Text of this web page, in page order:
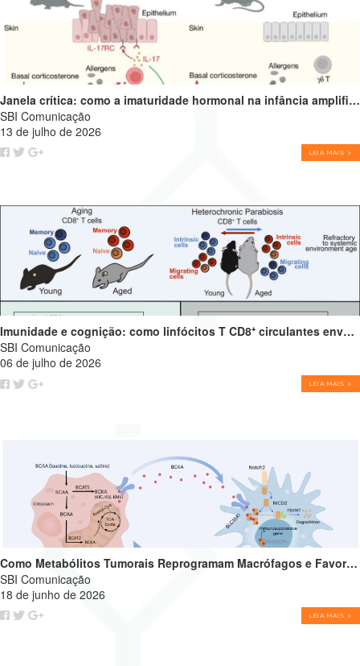
Janela crítica: como a imaturidade hormonal na infância amplifica alergias e programa o futuro do sistema imune
SBI Comunicação
13 de julho de 2026
LEIA MAIS >
Imunidade e cognição: como linfócitos T CD8⁺ circulantes envelhecidos podem impulsionar o declínio cognitivo
SBI Comunicação
06 de julho de 2026
LEIA MAIS >
Como Metabólitos Tumorais Reprogramam Macrófagos e Favorecem o Crescimento Tumoral
SBI Comunicação
18 de junho de 2026
LEIA MAIS >